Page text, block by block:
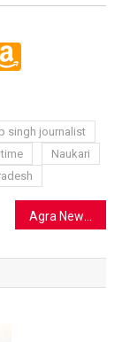
Amazon
List
singh journalist
Naukari